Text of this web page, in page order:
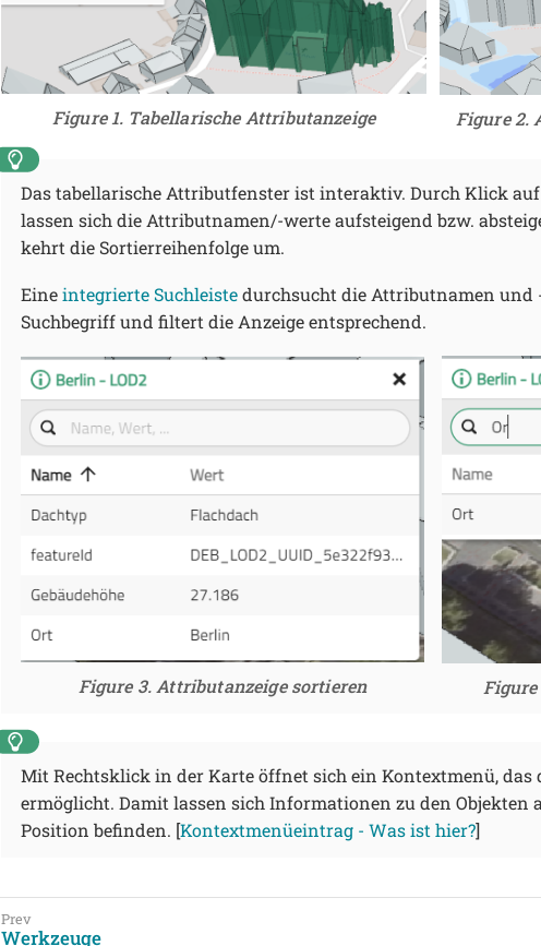
Figure 1. Tabellarische Attributanzeige Figure 2.
Das tabellarische Attributfenster ist interaktiv. Durch Klick
lassen sich die Attributnamen/-werte aufsteigend bzw.
kehrt die Sortierreihenfolge um.
Eineintegrierte Suchleistedurchsucht die Attributnamen und
Suchbegriff und filtert die Anzeige entsprechend.
Figure 3. Attributanzeige sortieren
Mit Rechtsklick in der Karte öffnet sich ein Kontextmenü, das
ermöglicht. Damit lassen sich Informationen zu den Objekten
Position befinden. [Kontextmenüeintrag - Was ist hier?]
Werkzeuge